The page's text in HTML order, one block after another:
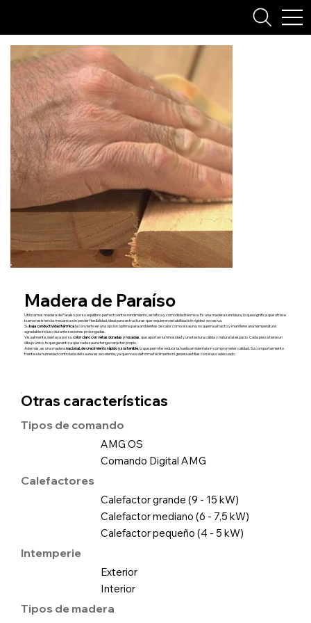
Madera de Paraíso
Utilizamos madera de Paraíso por su equilibrio perfecto entre rendimiento, estética y comodidad térmica. Es una madera semidura, lo que significa que ofrece
buena resistencia mecánica sin perder flexibilidad, ideal para estructuras que requieren estabilidad sin rigidez excesiva.
Subaja conductividad térmicala convierte en una opción óptima para ambientes de calor como el sauna: no quema al tacto y mantiene una temperatura
agradable incluso durante sesiones prolongadas.
Visualmente, destaca por sucolor claro con vetas doradas y rosadas , que aportan luminosidad y una textura cálida y natural al espacio. Cada pieza tiene un
dibujo único, lo que garantiza que cada sauna tenga carácter propio.
Además, es una maderanacional, de crecimiento rápido y sostenible , lo que permite reducir la huella ambiental sin comprometer calidad. Su comportamiento
frente a la humedad controlada del sauna es excelente, ya que no se deforma fácilmente ni genera astillas con el uso adecuado.
Otras características
Tipos de comando
AMG OS
Comando Digital AMG
Calefactores
Calefactor grande (9 - 15 kW)
Calefactor mediano (6 - 7,5 kW)
Calefactor pequeño (4 - 5 kW)
Intemperie
Exterior
Interior
Tipos de madera